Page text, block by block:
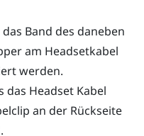
Band des daneben
am Headsetkabel
werden.
das Headset Kabel
an der Rückseite